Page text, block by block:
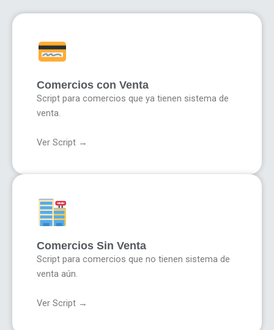
Comercios con Venta
Script para comercios que ya tienen sistema de
venta.
Ver Script →
Comercios Sin Venta
Script para comercios que no tienen sistema de
venta aún.
Ver Script →